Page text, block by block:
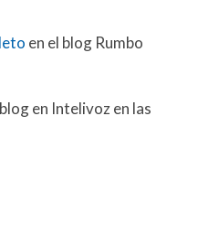
en el blog Rumbo
en Intelivoz en las